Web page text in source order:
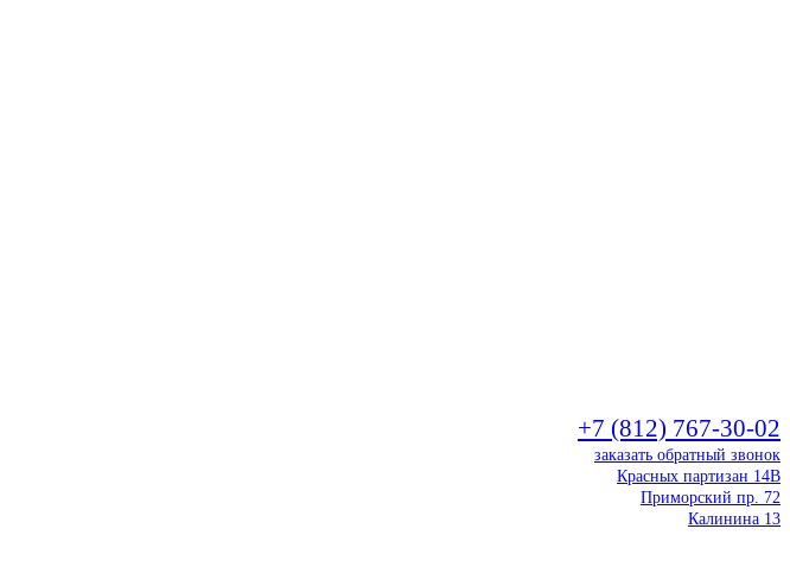
+7 (812) 767-30-02
заказать обратный звонок
Красных партизан 14В
Приморский пр. 72
Калинина 13